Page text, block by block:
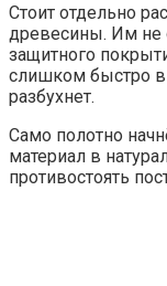
Стоит отдельно
древесины. Им не
защитного
слишком быстро
разбухнет.
Само полотно
материал в
противостоять